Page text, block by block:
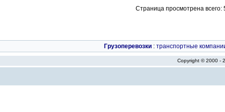
Страница просмотрена всего:
Грузоперевозки : транспортные
Copyright © 2000 -